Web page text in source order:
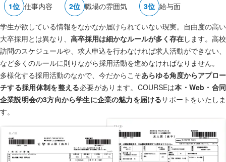
仕事内容 職場の雰囲気
給与面
学生が欲している情報をなかなか届けられていない現実。自由度の高い
大卒採用とは異なり、 高卒採用は細かなルールが多く存在します。高校
訪問のスケジュールや、求人申込を行わなければ求人活動ができない、
など多くのルールに則りながら採用活動を進めなければなりません。
多様化する採用活動のなかで、今だからこそあらゆる角度からアプロー
チする採用体制を整える必要があります。COURSEは本・Web・合同
企業説明会の3方向から学生に企業の魅力を届けるサポートをいたしま
す。